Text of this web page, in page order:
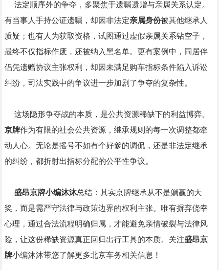
法定顺序外的争夺，多聚焦于遗嘱遗赠与亲属关系认定。
有当事人手持公证遗嘱，却因非法定亲属身份被其他继承人
质疑；也有人为获取资格，试图通过虚假亲属关系钻空子，
最终不仅指标作废，还被纳入黑名单。更有案例中，同居伴
侣凭遗赠协议主张权利，却因未满足购车指标条件陷入诉讼
纠纷，司法实践中的争议进一步加剧了争夺的复杂性。
这场隐形争夺战的本质，是公共资源稀缺下的利益博弈。
京牌作为有限的社会公共资源，继承规则的每一次调整都牵
动人心。无论是摇号不如有个好爹的调侃，还是非法定继承
的纠纷，都折射出指标分配的公平性争议。
盛昂京牌小编沐沐总结：其实京牌继承从不是躺赢的大
奖，而是需严守法律与政策边界的权利主张。唯有摒弃侥幸
心理，通过合法流程明确归属，才能避免亲情破裂与法律风
险，让这份稀缺资源真正回归出行工具的本质。关注盛昂京
牌小编沐沐带您了解更多北京车务相关信息！